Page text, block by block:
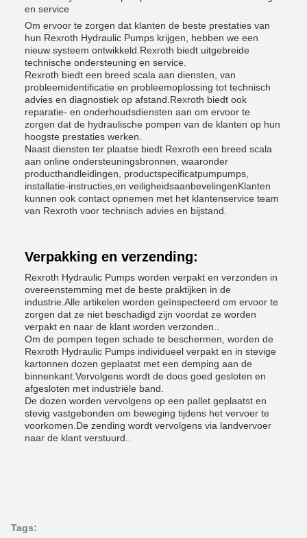
en service
Om ervoor te zorgen dat klanten de beste prestaties van
hun Rexroth Hydraulic Pumps krijgen, hebben we een
nieuw systeem ontwikkeld.Rexroth biedt uitgebreide
technische ondersteuning en service.
Rexroth biedt een breed scala aan diensten, van
probleemidentificatie en probleemoplossing tot technisch
advies en diagnostiek op afstand.Rexroth biedt ook
reparatie- en onderhoudsdiensten aan om ervoor te
zorgen dat de hydraulische pompen van de klanten op hun
hoogste prestaties werken.
Naast diensten ter plaatse biedt Rexroth een breed scala
aan online ondersteuningsbronnen, waaronder
producthandleidingen, productspecificatpumpumps,
installatie-instructies,en veiligheidsaanbevelingenKlanten
kunnen ook contact opnemen met het klantenservice team
van Rexroth voor technisch advies en bijstand.
Verpakking en verzending:
Rexroth Hydraulic Pumps worden verpakt en verzonden in
overeenstemming met de beste praktijken in de
industrie.Alle artikelen worden geïnspecteerd om ervoor te
zorgen dat ze niet beschadigd zijn voordat ze worden
verpakt en naar de klant worden verzonden..
Om de pompen tegen schade te beschermen, worden de
Rexroth Hydraulic Pumps individueel verpakt en in stevige
kartonnen dozen geplaatst met een demping aan de
binnenkant.Vervolgens wordt de doos goed gesloten en
afgesloten met industriële band.
De dozen worden vervolgens op een pallet geplaatst en
stevig vastgebonden om beweging tijdens het vervoer te
voorkomen.De zending wordt vervolgens via landvervoer
naar de klant verstuurd..
Tags: